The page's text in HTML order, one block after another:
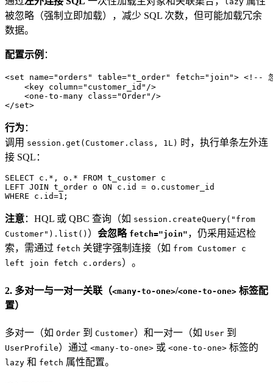
被忽略（强制立即加载），减少 SQL 次数，但可能加载冗余
数据。
配置示例 ：
<set name="orders" table="t_order" fetch="join"> <!-- 忽
<key column="customer_id" />
<one-to-many class="Order" />
</set>
行为 ：
调用 session.get(Customer.class, 1L) 时，执行单条左外连
接 SQL：
SELECT c. * , o. * FROM
LEFT JOIN t_order o ON c.id =
WHERE c.id=1 ;
注意：HQL 或 QBC 查询（如 session.createQuery("from
Customer").list() ） 会忽略 fetch="join" ，仍采用延迟检
索，需通过 fetch 关键字强制连接（如 from Customer c
left join fetch c.orders）。
2. 多对一与一对一关联（<many-to-one>/<one-to-one> 标签配
置）
多对一（如 Order 到 Customer）和一对一（如 User 到
UserProfile）通过 <many-to-one> 或 <one-to-one> 标签的
lazy 和 fetch 属性配置。